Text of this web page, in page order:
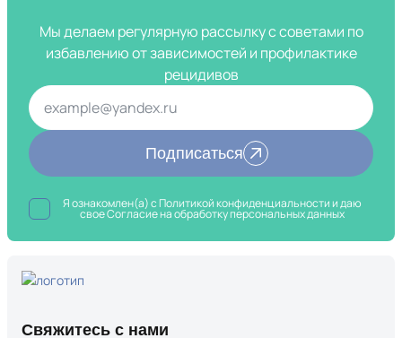
Мы делаем регулярную рассылку с советами по
избавлению от зависимостей и профилактике
рецидивов
Подписаться
Я ознакомлен(а) сПолитикой конфиденциальностии даю
свое Согласие на обработкуперсональных данных
Свяжитесь с нами